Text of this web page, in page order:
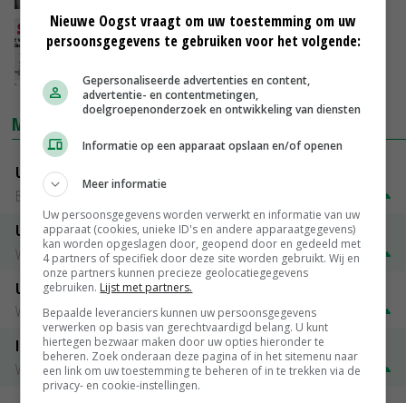
Duidelijkere waarschuwingsborden tegen
Afrikaanse varkenspest
MARKTPRIJZEN
Uitbetaalprijs DCA BestPigletPrice
Biggen weekprijzen
Uitbetaalprijs Compaxo
Vleesvarkens
€ 1,32 € 0,10
Uitbetaalprijs Van Rooi Meat
Vleesvarkens
€ 1,25
ISN prijs Frankrijk
Vleesvarkens
€ 1,78 € 0,06
Nieuwe Oogst vraagt om uw toestemming om uw
persoonsgegevens te gebruiken voor het volgende:
Gepersonaliseerde advertenties en content,
advertentie- en contentmetingen,
doelgroepenonderzoek en ontwikkeling van diensten
Informatie op een apparaat opslaan en/of openen
Meer informatie
Uw persoonsgegevens worden verwerkt en informatie van uw
apparaat (cookies, unieke ID's en andere apparaatgegevens)
kan worden opgeslagen door, geopend door en gedeeld met
4 partners of specifiek door deze site worden gebruikt. Wij en
onze partners kunnen precieze geolocatiegegevens
gebruiken. Lijst met partners.
Bepaalde leveranciers kunnen uw persoonsgegevens
verwerken op basis van gerechtvaardigd belang. U kunt
hiertegen bezwaar maken door uw opties hieronder te
beheren. Zoek onderaan deze pagina of in het sitemenu naar
een link om uw toestemming te beheren of in te trekken via de
privacy- en cookie-instellingen.